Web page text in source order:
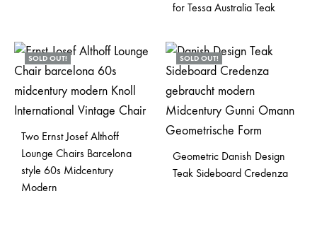
for Tessa Australia Teak
SOLD OUT!
Two Ernst Josef Althoff
Lounge Chairs Barcelona
style 60s Midcentury
Modern
SOLD OUT!
Geometric Danish Design
Teak Sideboard Credenza